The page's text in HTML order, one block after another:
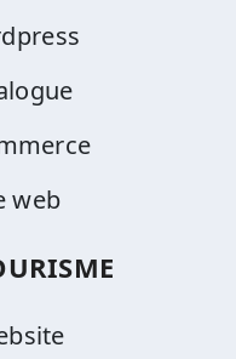
web